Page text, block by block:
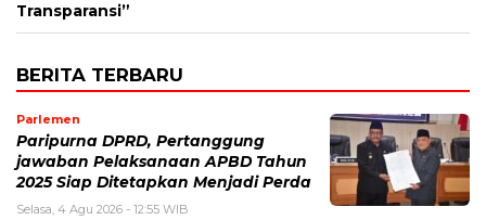
Transparansi”
BERITA TERBARU
Parlemen
Paripurna DPRD, Pertanggung
jawaban Pelaksanaan APBD Tahun
2025 Siap Ditetapkan Menjadi Perda
Selasa, 4 Agu 2026 - 12:55 WIB